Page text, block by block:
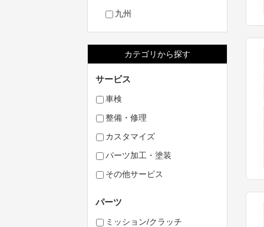
九州
カテゴリから探す
サービス
車検
整備・修理
カスタマイズ
パーツ加工・塗装
その他サービス
パーツ
ミッション/クラッチ